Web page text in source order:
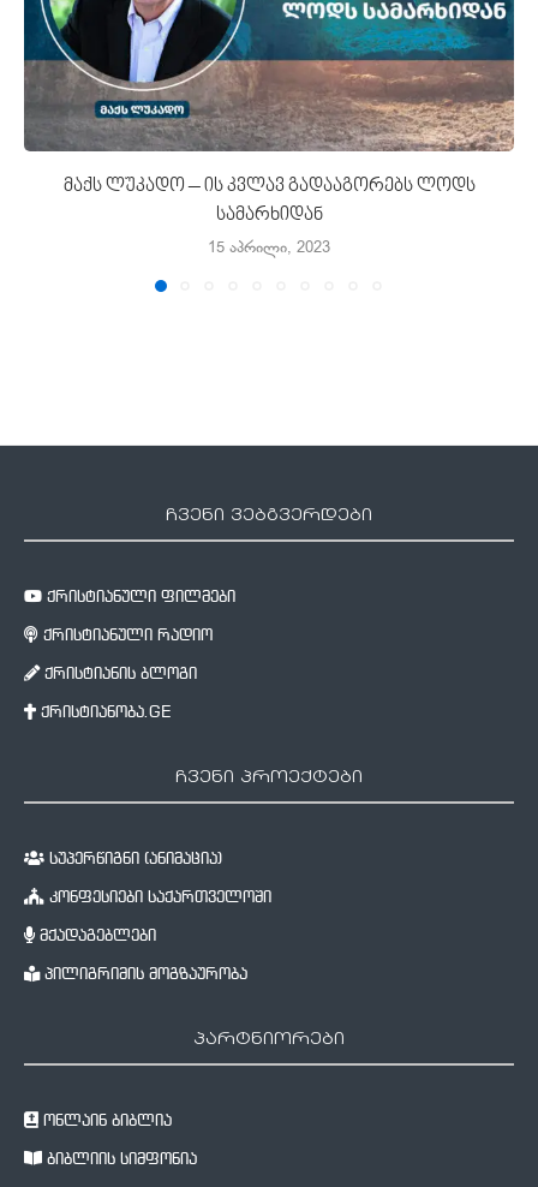
მაქს ლუკადო – ის კვლავ გადააგორებს ლოდს
სამარხიდან
15 აპრილი, 2023
ჩვენი ვებგვერდები
ქრისტიანული ფილმები
ქრისტიანული რადიო
ქრისტიანის ბლოგი
ქრისტიანობა.GE
ჩვენი პროექტები
სუპერწიგნი (ანიმაცია)
კონფესიები საქართველოში
მქადაგებლები
პილიგრიმის მოგზაურობა
პარტნიორები
ონლაინ ბიბლია
ბიბლიის სიმფონია